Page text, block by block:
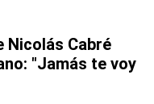
Nicolás Cabré
"Jamás te voy